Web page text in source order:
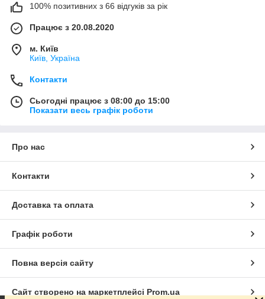
100% позитивних з 66 відгуків за рік
Працює з 20.08.2020
м. Київ
Київ, Україна
Контакти
Сьогодні працює з 08:00 до 15:00
Показати весь графік роботи
Про нас
Контакти
Доставка та оплата
Графік роботи
Повна версія сайту
Сайт створено на маркетплейсі Prom.ua